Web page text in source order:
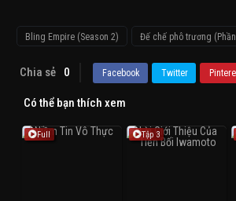
Bling Empire (Season 2) Đế chế phô trương
Chia sẻ 0 Facebook Twitter
Có thể bạn thích xem
Full Tập 3